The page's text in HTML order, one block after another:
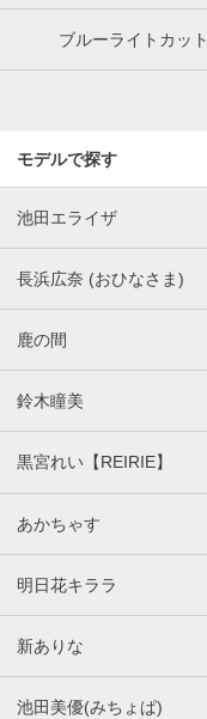
ブルーライトカット
モデルで探す
池田エライザ
長浜広奈 (おひなさま)
鹿の間
鈴木瞳美
黒宮れい【REIRIE】
あかちゃす
明日花キララ
新ありな
池田美優(みちょぱ)